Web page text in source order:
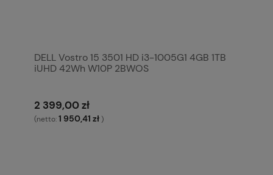
DELL Vostro 15 3501 HD i3-1005G1 4GB 1TB
iUHD 42Wh W10P 2BWOS
2 399,00 zł
(netto:1 950,41 zł )